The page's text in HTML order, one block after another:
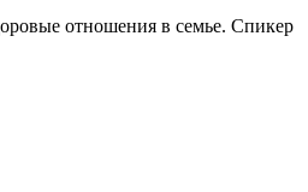
отношения в семье. Спикер